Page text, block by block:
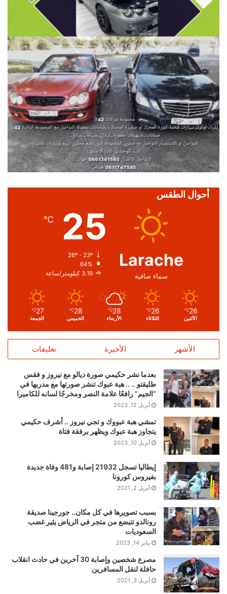
أحوال الطقس
Larache
سماء صافية
25
℃
64%
3.19 كيلومتر/ساعة
26
℃
الأثنين
26
℃
الثلاثاء
28
℃
الأربعاء
28
℃
الخميس
27
℃
الجمعة
الأشهر الأخيرة تعليقات
بعدما نشر حكيمي صورة ديالو مع نيروز و فقس
طليقتو .. .. هبة عبوك تنشر صورتها مع مدربها في
“الجيم” رافعًا علامة النصر ومخرجًا لسانه للكاميرا
أبريل 12, 2023
تمشي هبة عبووك و تجي نيروز .. أشرف حكيمي
يتجاوز هبة عبوك ويظهر برفقة فتاة
أبريل 10, 2023
إيطاليا تسجل 21932 إصابة و481 وفاة جديدة
بفيروس كورونا
أبريل 2, 2021
بسبب تصويرها في كل مكان.. جورجينا صديقة
رونالدو تتبضع من متجر في الرياض يثير غضب
السعوديات
يناير 14, 2023
مصرع شخصين وإصابة 30 آخرين في حادث انقلاب
حافلة لنقل المسافرين
أبريل 3, 2021